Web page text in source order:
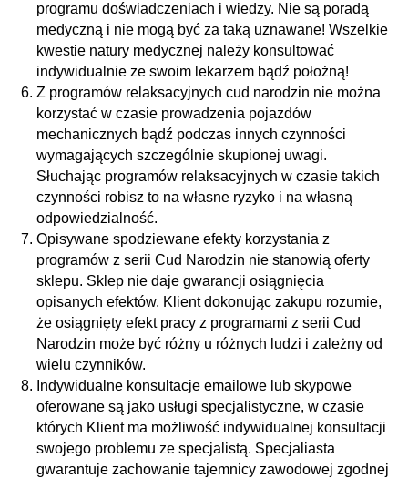
programu doświadczeniach i wiedzy. Nie są poradą
medyczną i nie mogą być za taką uznawane! Wszelkie
kwestie natury medycznej należy konsultować
indywidualnie ze swoim lekarzem bądź położną!
Z programów relaksacyjnych cud narodzin nie można
korzystać w czasie prowadzenia pojazdów
mechanicznych bądź podczas innych czynności
wymagających szczególnie skupionej uwagi.
Słuchając programów relaksacyjnych w czasie takich
czynności robisz to na własne ryzyko i na własną
odpowiedzialność.
Opisywane spodziewane efekty korzystania z
programów z serii Cud Narodzin nie stanowią oferty
sklepu. Sklep nie daje gwarancji osiągnięcia
opisanych efektów. Klient dokonując zakupu rozumie,
że osiągnięty efekt pracy z programami z serii Cud
Narodzin może być różny u różnych ludzi i zależny od
wielu czynników.
Indywidualne konsultacje emailowe lub skypowe
oferowane są jako usługi specjalistyczne, w czasie
których Klient ma możliwość indywidualnej konsultacji
swojego problemu ze specjalistą. Specjaliasta
gwarantuje zachowanie tajemnicy zawodowej zgodnej